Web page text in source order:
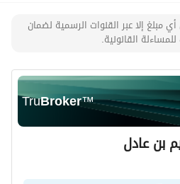
مبلغ إلا عبر القنوات الرسمية لضمان
القانونية.
TruBroker™
بن عادل